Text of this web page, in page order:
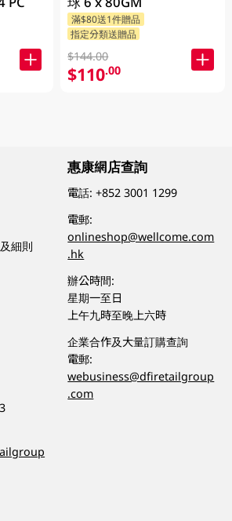
滿$80送1件贈品
指定分類送贈品
$144.00
$110.00
細則
惠康網店查詢
電話:+852 3001 1299
電郵:
onlineshop@wellcome.com
.hk
辦公時間:
星期一至日
上午九時至晚上六時
企業合作及大量訂購查詢
電郵:
webusiness@dfiretailgroup
.com